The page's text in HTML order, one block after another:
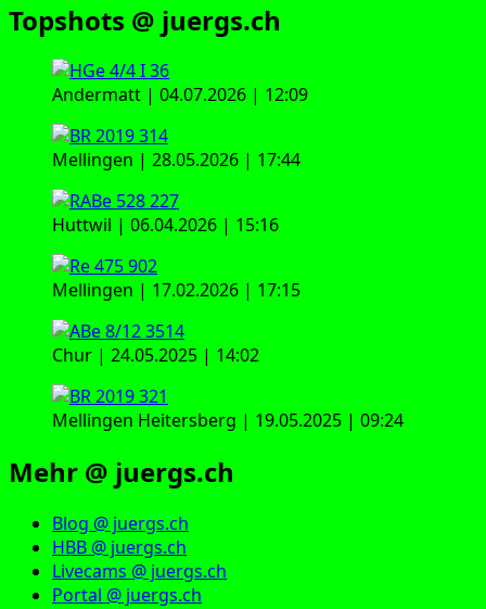
Topshots @ juergs.ch
Andermatt | 04.07.2026 | 12:09
Mellingen | 28.05.2026 | 17:44
Huttwil | 06.04.2026 | 15:16
Mellingen | 17.02.2026 | 17:15
Chur | 24.05.2025 | 14:02
Mellingen Heitersberg | 19.05.2025 | 09:24
Mehr @ juergs.ch
Blog @ juergs.ch
HBB @ juergs.ch
Livecams @ juergs.ch
Portal @ juergs.ch